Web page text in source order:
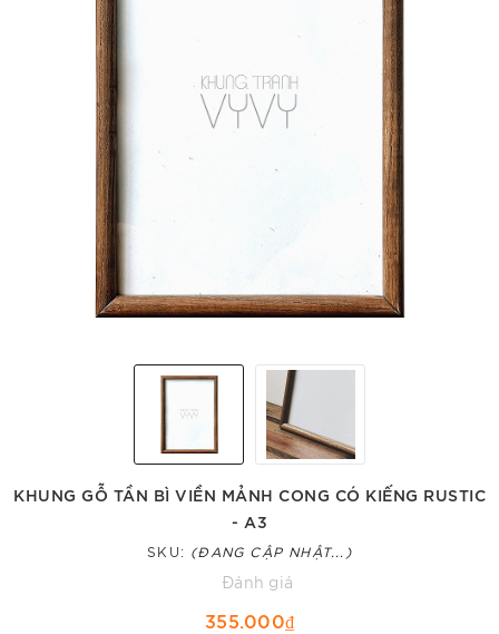
KHUNG GỖ TẦN BÌ VIỀN MẢNH CONG CÓ KIẾNG RUSTIC
- A3
SKU: (ĐANG CẬP NHẬT...)
Đánh giá
355.000₫